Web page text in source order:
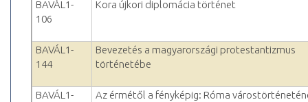
BAVÁL1-
106
Kora újkori diplomácia történet
BAVÁL1-
144
Bevezetés a magyarországi protestantizmus
történetébe
BAVÁL1-
Az érmétől a fényképig: Róma